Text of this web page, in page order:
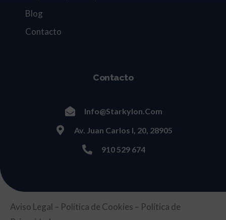
Blog
Contacto
Contacto
Info@starkylon.com
Av. Juan Carlos I, 20, 28905
910 529 674
Aviso Legal – Política de Cookies – Política de